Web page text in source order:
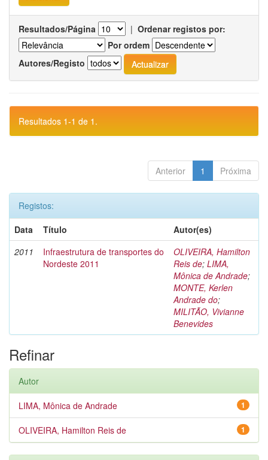
Resultados/Página | Ordenar registos por:
Por ordem
Autores/Registo
Resultados 1-1 de 1.
Anterior 1 Próxima
Registos:
Data
Título
Autor(es)
2011
Infraestrutura de transportes do
Nordeste 2011
OLIVEIRA, Hamilton
Reis de; LIMA,
Mônica de Andrade;
MONTE, Kerlen
Andrade do;
MILITÃO, Vivianne
Benevides
Refinar
Autor
1
LIMA, Mônica de Andrade
1
OLIVEIRA, Hamilton Reis de